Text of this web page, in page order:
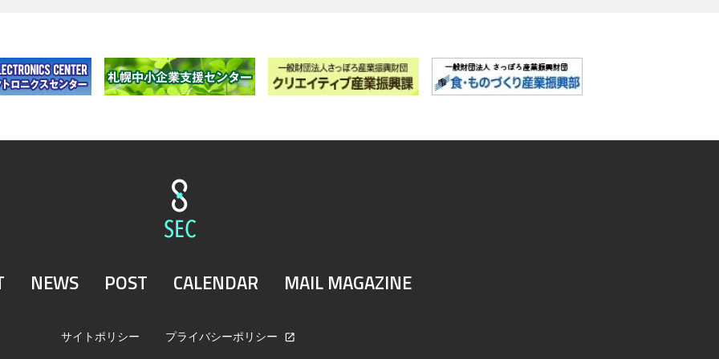
NEWS POST CALENDAR MAIL MAGAZINE
サイトポリシー プライバシーポリシー